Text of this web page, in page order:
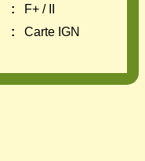
:
F+ / II
: Carte IGN